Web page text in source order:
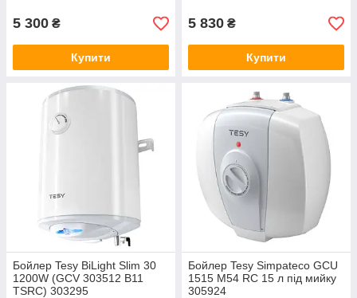
5 300 ₴
Купити
5 830 ₴
Купити
Бойлер Tesy BiLight Slim 30
1200W (GCV 303512 B11
TSRC) 303295
Бойлер Tesy Simpateco GCU
1515 M54 RC 15 л під мийку
305924